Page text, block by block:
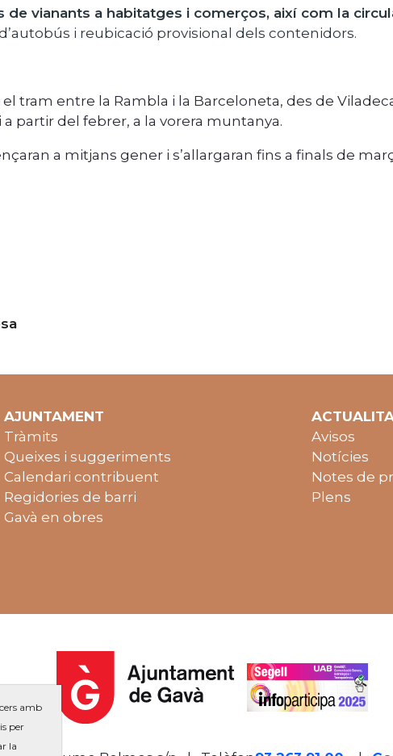
de vianants a habitatges i comerços, així com la
i reubicació provisional dels contenidors.
tram entre la Rambla i la Barceloneta, des de
a partir del febrer, a la vorera muntanya.
a mitjans gener i s’allargaran fins a finals de
AJUNTAMENT
Tràmits
Queixes i suggeriments
Calendari contribuent
Regidories de barri
Gavà en obres
Avisos
Notícies
Notes de
Plens
amb
per
la